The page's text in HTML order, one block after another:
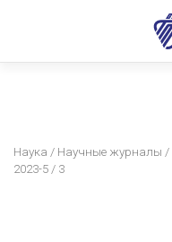
Наука / Научные журналы /
2023-5 / 3